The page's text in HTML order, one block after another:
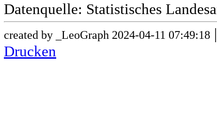
Datenquelle: Statistisches
created by _LeoGraph 2024-04-11 07:49:18
Drucken